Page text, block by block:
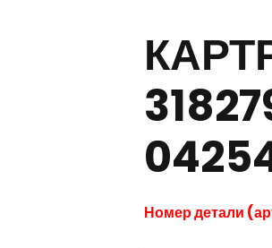
Номер детали